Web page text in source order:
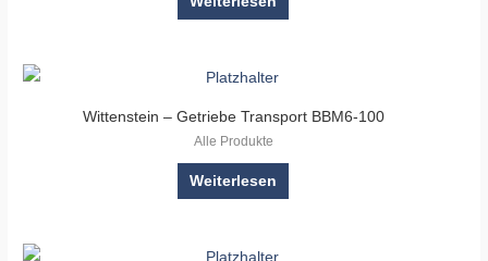
Wittenstein – Getriebe Transport BBM6-100
Alle Produkte
Weiterlesen